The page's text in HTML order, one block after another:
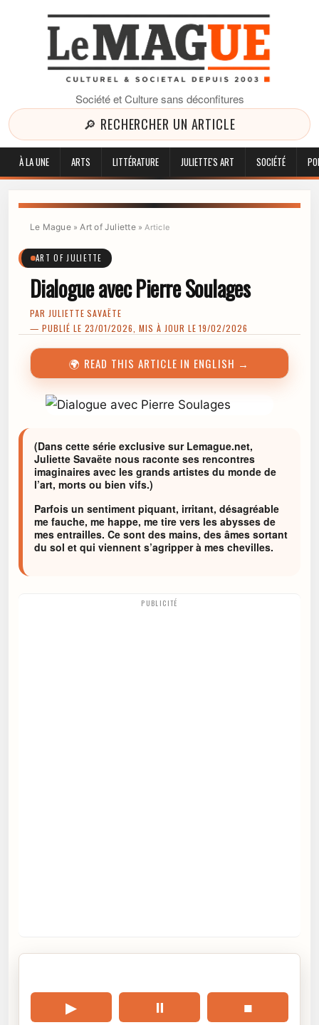
Société et Culture sans déconfitures
🔎 RECHERCHER UN ARTICLE
À LA UNE ARTS LITTÉRATURE JULIETTE'S ART SOCIÉTÉ
Le Mague»Art of Juliette »Article
ART OF JULIETTE
Dialogue avec Pierre Soulages
PAR JULIETTE SAVAËTE
— PUBLIÉ LE 23/01/2026, MIS À JOUR LE 19/02/2026
🌍 READ THIS ARTICLE IN ENGLISH →
(Dans cette série exclusive sur Lemague.net,
Juliette Savaëte nous raconte ses rencontres
imaginaires avec les grands artistes du monde de
l’art, morts ou bien vifs.)
Parfois un sentiment piquant, irritant, désagréable
me fauche, me happe, me tire vers les abysses de
mes entrailles. Ce sont des mains, des âmes sortant
du sol et qui viennent s’agripper à mes chevilles.
PUBLICITÉ
▶ ⏸ ■